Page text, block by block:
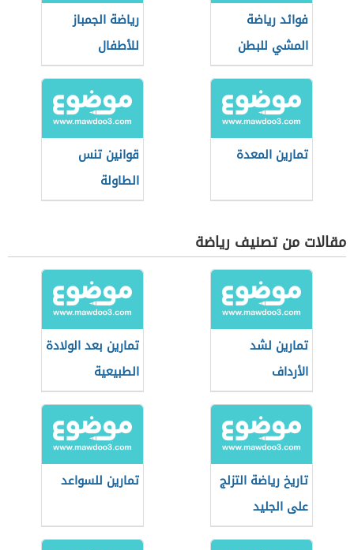
فوائد رياضة
المشي للبطن
رياضة الجمباز
للأطفال
تمارين المعدة
قوانين تنس
الطاولة
مقالات من تصنيف رياضة
تمارين لشد
الأرداف
تمارين بعد الولادة
الطبيعية
تاريخ رياضة التزلج
على الجليد
تمارين للسواعد